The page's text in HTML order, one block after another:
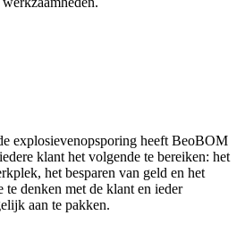
explosievenopsporing heeft BeoBOM
klant het volgende te bereiken: het
het besparen van geld en het
te denken met de klant en ieder
aan te pakken.